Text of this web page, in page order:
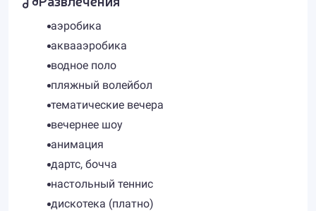
аэробика
аквааэробика
водное поло
пляжный волейбол
тематические вечера
вечернее шоу
анимация
дартс, бочча
настольный теннис
дискотека (платно)